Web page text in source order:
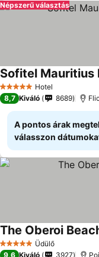
Népszerű választás
5 KategóriaHotel
Sofitel Mauritius
8,7 Kiváló 8689
A pontos árak
válasszon
5 KategóriaÜdülő
The Oberoi
9,6 Kiváló 3927